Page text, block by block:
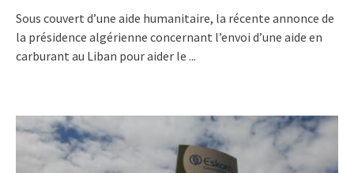
Sous couvert d’une aide humanitaire, la récente annonce de
la présidence algérienne concernant l’envoi d’une aide en
carburant au Liban pour aider le ...